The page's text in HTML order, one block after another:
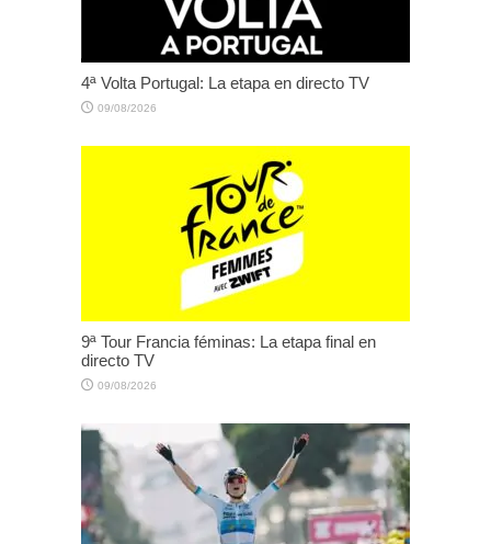
4ª Volta Portugal: La etapa en directo TV
09/08/2026
9ª Tour Francia féminas: La etapa final en
directo TV
09/08/2026